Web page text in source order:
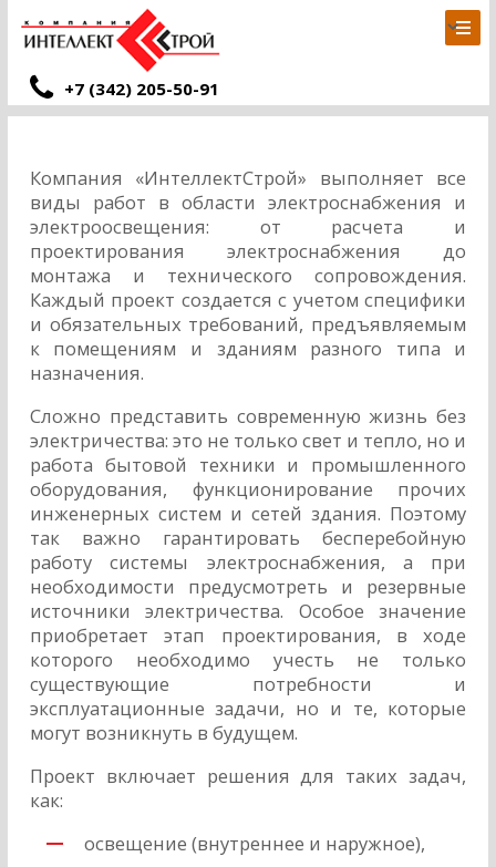
+7 (342) 205-50-91
Компания «ИнтеллектСтрой» выполняет все
виды работ в области электроснабжения и
электроосвещения: от расчета и
проектирования электроснабжения до
монтажа и технического сопровождения.
Каждый проект создается с учетом специфики
и обязательных требований, предъявляемым
к помещениям и зданиям разного типа и
назначения.
Сложно представить современную жизнь без
электричества: это не только свет и тепло, но и
работа бытовой техники и промышленного
оборудования, функционирование прочих
инженерных систем и сетей здания. Поэтому
так важно гарантировать бесперебойную
работу системы электроснабжения, а при
необходимости предусмотреть и резервные
источники электричества. Особое значение
приобретает этап проектирования, в ходе
которого необходимо учесть не только
существующие потребности и
эксплуатационные задачи, но и те, которые
могут возникнуть в будущем.
Проект включает решения для таких задач,
как:
освещение (внутреннее и наружное),